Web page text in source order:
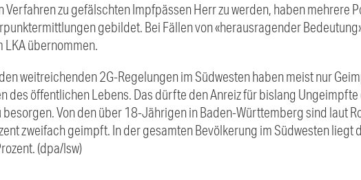
Verfahren zu gefälschten Impfpässen Herr zu werden, haben mehrere
gebildet. Bei Fällen von «herausragender
LKA übernommen.
weitreichenden 2G-Regelungen im Südwesten haben meist nur
des öffentlichen Lebens. Das dürfte den Anreiz für bislang
Von den über 18-Jährigen in Baden-Württemberg sind laut
zweifach geimpft. In der gesamten Bevölkerung im Südwesten liegt
(dpa/lsw)